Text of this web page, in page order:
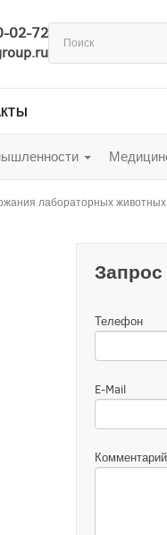
02-72
лабораторных животных
Телефон
E-Mail
Комментарий